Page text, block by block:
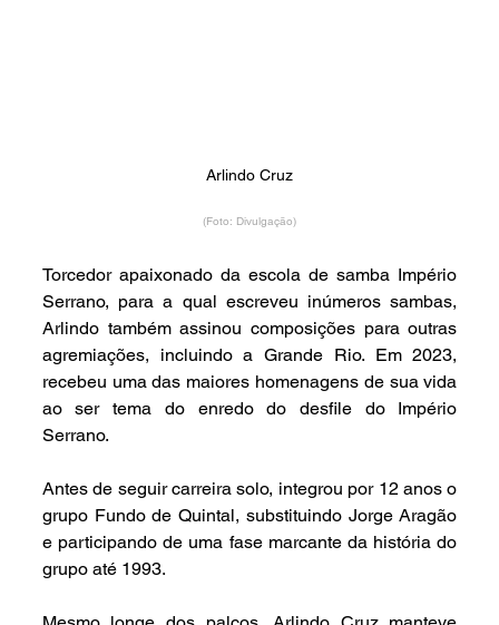
Arlindo Cruz
(Foto: Divulgação)
Torcedor apaixonado da escola de samba Império
Serrano, para a qual escreveu inúmeros sambas,
Arlindo também assinou composições para outras
agremiações, incluindo a Grande Rio. Em 2023,
recebeu uma das maiores homenagens de sua vida
ao ser tema do enredo do desfile do Império
Serrano.
Antes de seguir carreira solo, integrou por 12 anos o
grupo Fundo de Quintal, substituindo Jorge Aragão
e participando de uma fase marcante da história do
grupo até 1993.